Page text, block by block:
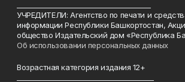
УЧРЕДИТЕЛИ: Агентство по печати и
информации Республики Башкортостан,
общество Издательский дом «Республика
Об использовании персональных данных
Возрастная категория издания 12+